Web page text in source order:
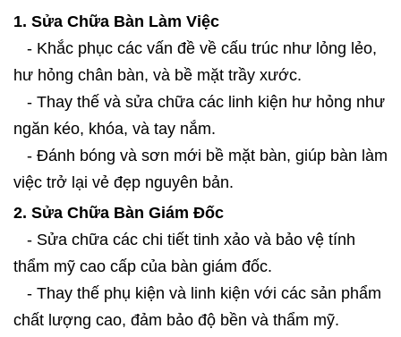
1. Sửa Chữa Bàn Làm Việc
- Khắc phục các vấn đề về cấu trúc như lỏng lẻo,
hư hỏng chân bàn, và bề mặt trầy xước.
- Thay thế và sửa chữa các linh kiện hư hỏng như
ngăn kéo, khóa, và tay nắm.
- Đánh bóng và sơn mới bề mặt bàn, giúp bàn làm
việc trở lại vẻ đẹp nguyên bản.
2. Sửa Chữa Bàn Giám Đốc
- Sửa chữa các chi tiết tinh xảo và bảo vệ tính
thẩm mỹ cao cấp của bàn giám đốc.
- Thay thế phụ kiện và linh kiện với các sản phẩm
chất lượng cao, đảm bảo độ bền và thẩm mỹ.